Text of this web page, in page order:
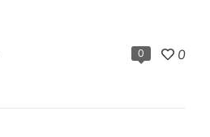
0 0